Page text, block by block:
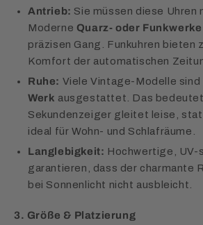
Antrieb: Sie müssen diese Uhren
Moderne Quarz- oder Funkwerke
präzisen Gang. Funkuhren bieten
Komfort der automatischen
Ruhe: Viele Vintage-Modelle sind
Werk ausgestattet. Das
Sekundenzeiger gleitet leise,
ideal für Wohn- und Schlafräume.
Langlebigkeit: Hochwertige, UV-
garantieren, dass der charmante
bei Sonnenlicht nicht ausbleicht.
3. Größe & Platzierung